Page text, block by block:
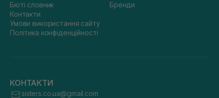
Бюті словник
Контакти
Умови використання сайту
Політика конфіденційності
Бренди
КОНТАКТИ
sisters.co.ua@gmail.com